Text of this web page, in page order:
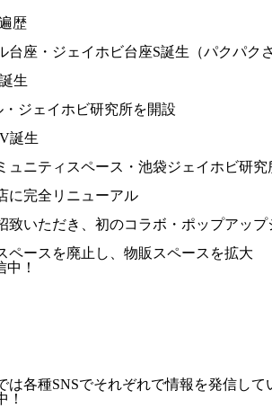
歴
台座・ジェイホビ台座S誕生（パクパクさ
生
・ジェイホビ研究所を開設
誕生
ュニティスペース・池袋ジェイホビ研
に完全リニューアル
致いただき、初のコラボ・ポップアッ
ペースを廃止し、物販スペースを拡大
！
は各種SNSでそれぞれで情報を発信し
！